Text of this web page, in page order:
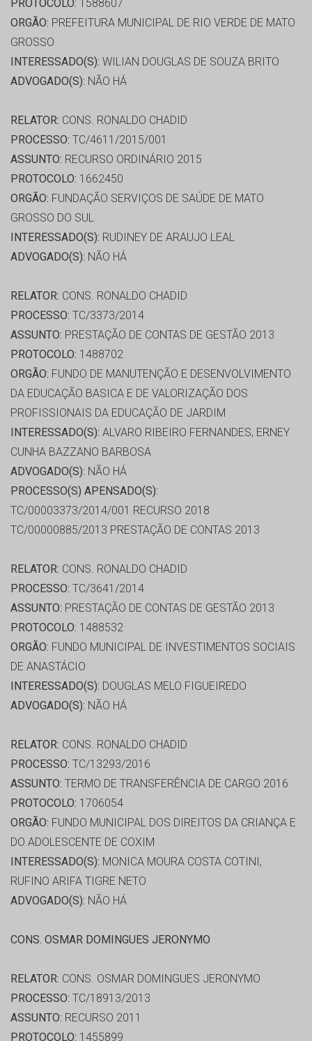
PROTOCOLO: 1588607
ORGÃO: PREFEITURA MUNICIPAL DE RIO VERDE DE MATO
GROSSO
INTERESSADO(S): WILIAN DOUGLAS DE SOUZA BRITO
ADVOGADO(S): NÃO HÁ
RELATOR: CONS. RONALDO CHADID
PROCESSO: TC/4611/2015/001
ASSUNTO: RECURSO ORDINÁRIO 2015
PROTOCOLO: 1662450
ORGÃO: FUNDAÇÃO SERVIÇOS DE SAÚDE DE MATO
GROSSO DO SUL
INTERESSADO(S): RUDINEY DE ARAUJO LEAL
ADVOGADO(S): NÃO HÁ
RELATOR: CONS. RONALDO CHADID
PROCESSO: TC/3373/2014
ASSUNTO: PRESTAÇÃO DE CONTAS DE GESTÃO 2013
PROTOCOLO: 1488702
ORGÃO: FUNDO DE MANUTENÇÃO E DESENVOLVIMENTO
DA EDUCAÇÃO BASICA E DE VALORIZAÇÃO DOS
PROFISSIONAIS DA EDUCAÇÃO DE JARDIM
INTERESSADO(S): ALVARO RIBEIRO FERNANDES, ERNEY
CUNHA BAZZANO BARBOSA
ADVOGADO(S): NÃO HÁ
PROCESSO(S) APENSADO(S):
TC/00003373/2014/001 RECURSO 2018
TC/00000885/2013 PRESTAÇÃO DE CONTAS 2013
RELATOR: CONS. RONALDO CHADID
PROCESSO: TC/3641/2014
ASSUNTO: PRESTAÇÃO DE CONTAS DE GESTÃO 2013
PROTOCOLO: 1488532
ORGÃO: FUNDO MUNICIPAL DE INVESTIMENTOS SOCIAIS
DE ANASTÁCIO
INTERESSADO(S): DOUGLAS MELO FIGUEIREDO
ADVOGADO(S): NÃO HÁ
RELATOR: CONS. RONALDO CHADID
PROCESSO: TC/13293/2016
ASSUNTO: TERMO DE TRANSFERÊNCIA DE CARGO 2016
PROTOCOLO: 1706054
ORGÃO: FUNDO MUNICIPAL DOS DIREITOS DA CRIANÇA E
DO ADOLESCENTE DE COXIM
INTERESSADO(S): MONICA MOURA COSTA COTINI,
RUFINO ARIFA TIGRE NETO
ADVOGADO(S): NÃO HÁ
CONS. OSMAR DOMINGUES JERONYMO
RELATOR: CONS. OSMAR DOMINGUES JERONYMO
PROCESSO: TC/18913/2013
ASSUNTO: RECURSO 2011
PROTOCOLO: 1455899